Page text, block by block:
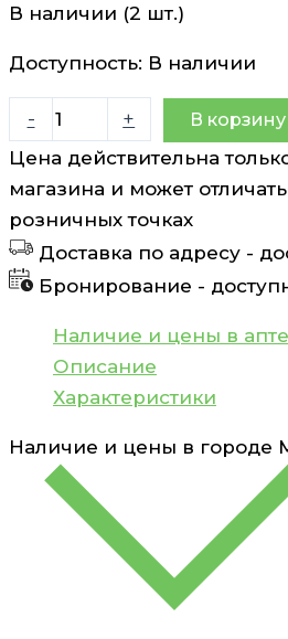
В наличии (2 шт.)
Доступность: В наличии
-
Количество
товара
Пенка
для
лица
Uriage
Thermale
+ В корзину
Цена действительна
магазина и может
розничных точках
Доставка по адресу -
Бронирование -
Наличие и цены в
Описание
Характеристики
Наличие и цены в городе